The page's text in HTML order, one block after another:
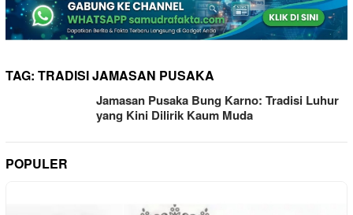
TAG: TRADISI JAMASAN PUSAKA
Jamasan Pusaka Bung Karno: Tradisi Luhur
yang Kini Dilirik Kaum Muda
POPULER